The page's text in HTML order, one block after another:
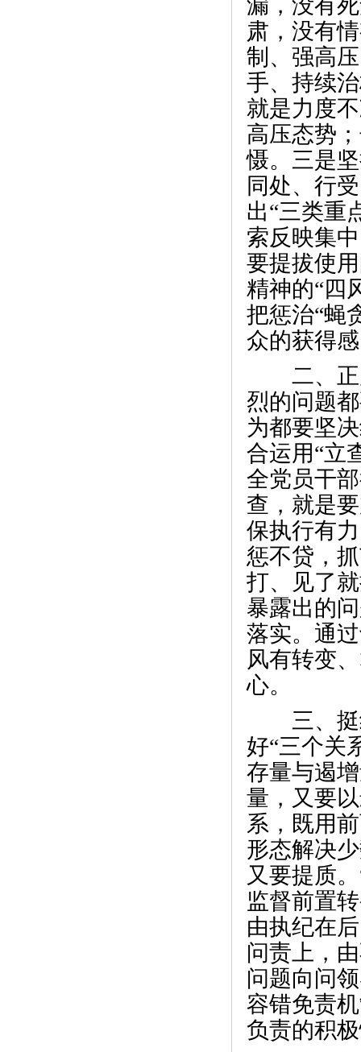
漏，没有
肃，没有
制、强高
手、持续
就是力度
高压态势
慑。三是
同处、行
出“三类重
索反映集
要提拔使
精神的“四
把惩治“蝇
众的获得
二、正
烈的问题
为都要坚
合运用“立
全党员干
查，就是
保执行有
惩不贷，
打、见了
暴露出的
落实。通
风有转变
心。
三、挺
好“三个关
存量与遏
量，又要
系，既用
形态解决
又要提质
监督前置
由执纪在
问责上，
问题向问
容错免责
负责的积